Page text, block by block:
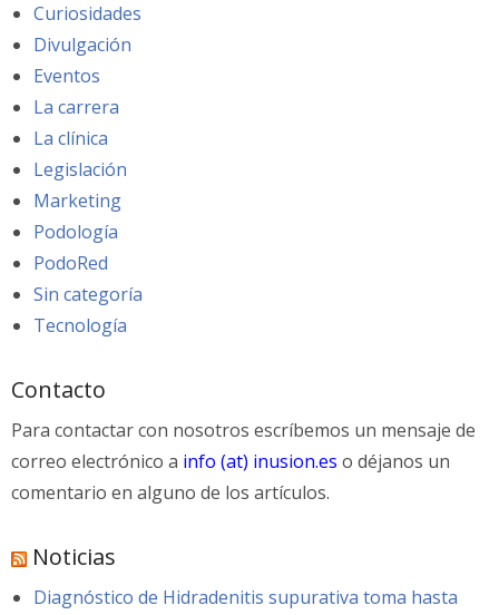
Curiosidades
Divulgación
Eventos
La carrera
La clínica
Legislación
Marketing
Podología
PodoRed
Sin categoría
Tecnología
Contacto
Para contactar con nosotros escríbemos un mensaje de
correo electrónico a info (at) inusion.es o déjanos un
comentario en alguno de los artículos.
Noticias
Diagnóstico de Hidradenitis supurativa toma hasta